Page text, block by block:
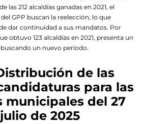
las 212 alcaldías ganadas en 2021, el
GPP buscan la reelección, lo que
dar continuidad a sus mandatos. Por
obtuvo 123 alcaldías en 2021, presenta un
un nuevo período.
de las
para las
municipales del 27
de 2025